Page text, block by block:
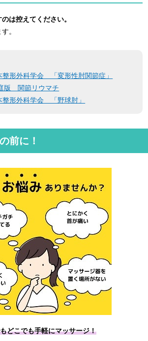
は控えてください。
。
形外科学会 「変形性肘関節症」
版 関節リウマチ
形外科学会 「野球肘」
前に！
どこでも手軽にマッサージ！